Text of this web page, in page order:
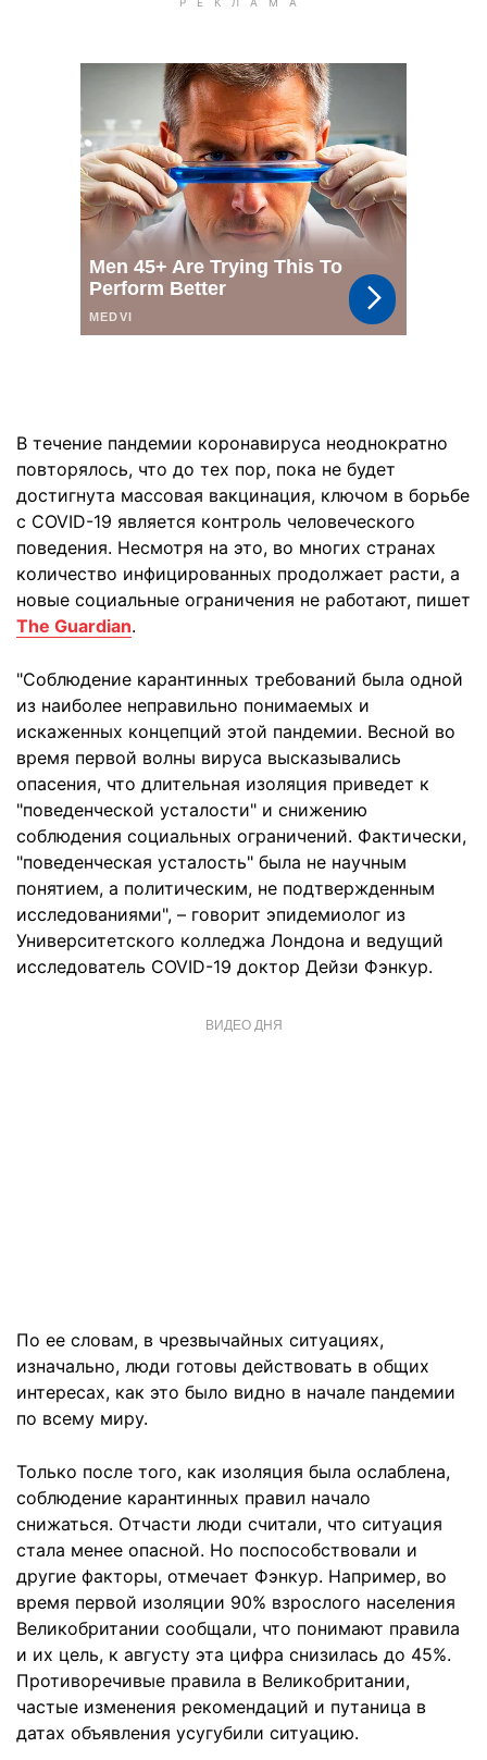
В течение пандемии коронавируса неоднократно
повторялось, что до тех пор, пока не будет
достигнута массовая вакцинация, ключом в борьбе
с COVID-19 является контроль человеческого
поведения. Несмотря на это, во многих странах
количество инфицированных продолжает расти, а
новые социальные ограничения не работают, пишет
The Guardian.
"Соблюдение карантинных требований была одной
из наиболее неправильно понимаемых и
искаженных концепций этой пандемии. Весной во
время первой волны вируса высказывались
опасения, что длительная изоляция приведет к
"поведенческой усталости" и снижению
соблюдения социальных ограничений. Фактически,
"поведенческая усталость" была не научным
понятием, а политическим, не подтвержденным
исследованиями", – говорит эпидемиолог из
Университетского колледжа Лондона и ведущий
исследователь COVID-19 доктор Дейзи Фэнкур.
ВИДЕО ДНЯ
По ее словам, в чрезвычайных ситуациях,
изначально, люди готовы действовать в общих
интересах, как это было видно в начале пандемии
по всему миру.
Только после того, как изоляция была ослаблена,
соблюдение карантинных правил начало
снижаться. Отчасти люди считали, что ситуация
стала менее опасной. Но поспособствовали и
другие факторы, отмечает Фэнкур. Например, во
время первой изоляции 90% взрослого населения
Великобритании сообщали, что понимают правила
и их цель, к августу эта цифра снизилась до 45%.
Противоречивые правила в Великобритании,
частые изменения рекомендаций и путаница в
датах объявления усугубили ситуацию.